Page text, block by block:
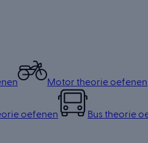
Motor theorie oefenen
oefenen Bus theorie